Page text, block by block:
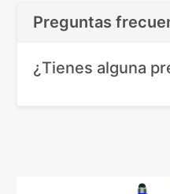
Preguntas
¿Tienes alguna